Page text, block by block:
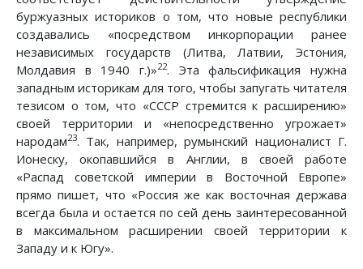
буржуазных историков о том, что новые республики
создавались «посредством инкорпорации ранее
независимых государств (Литва, Латвии, Эстония,
Молдавия в 1940 г.)»22. Эта фальсификация нужна
западным историкам для того, чтобы запугать читателя
тезисом о том, что «СССР стремится к расширению»
своей территории и «непосредственно угрожает»
народам23. Так, например, румынский националист Г.
Ионеску, окопавшийся в Англии, в своей работе
«Распад советской империи в Восточной Европе»
прямо пишет, что «Россия же как восточная держава
всегда была и остается по сей день заинтересованной
в максимальном расширении своей территории к
Западу и к Югу».